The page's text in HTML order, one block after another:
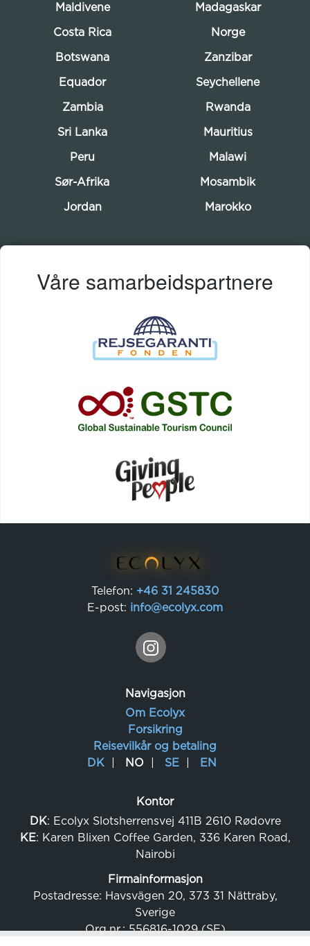
Maldivene
Costa Rica
Botswana
Equador
Zambia
Sri Lanka
Peru
Sør-Afrika
Jordan
Madagaskar
Norge
Zanzibar
Seychellene
Rwanda
Mauritius
Malawi
Mosambik
Marokko
Våre samarbeidspartnere
Telefon: +46 31 245830
E-post: info@ecolyx.com
Navigasjon
Om Ecolyx
Forsikring
Reisevilkår og betaling
DK
NO SE EN
Kontor
DK: Ecolyx Slotsherrensvej 411B 2610 Rødovre
KE: Karen Blixen Coffee Garden, 336 Karen Road,
Nairobi
Firmainformasjon
Postadresse: Havsvägen 20, 373 31 Nättraby,
Sverige
Org.nr.: 556816-1029 (SE)